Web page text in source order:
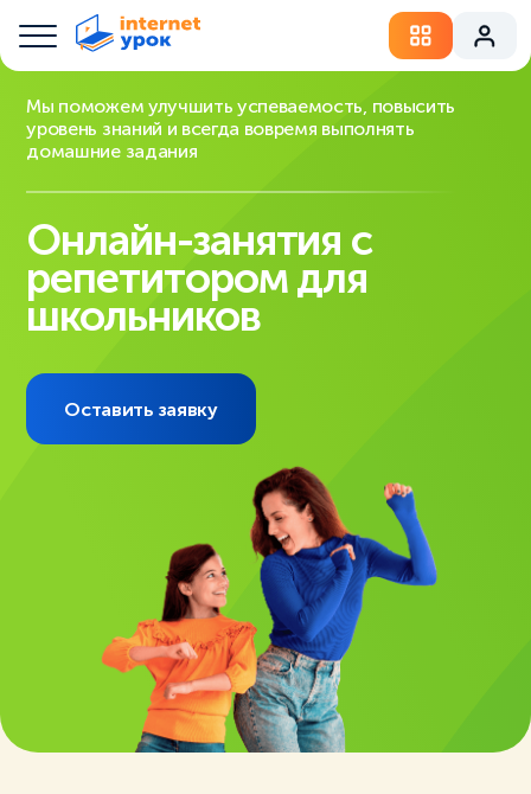
Мы поможем улучшить успеваемость, повысить
уровень знаний и всегда вовремя выполнять
домашние задания
Онлайн-занятия с
репетитором для
школьников
Оставить заявку